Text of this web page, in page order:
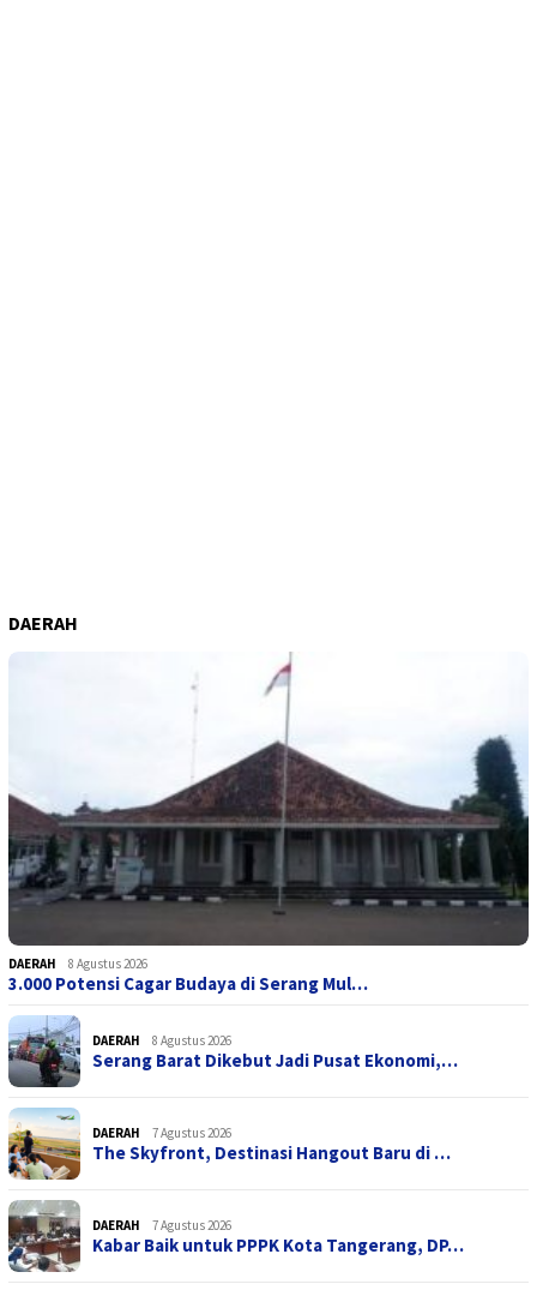
DAERAH
DAERAH 8 Agustus 2026
3.000 Potensi Cagar Budaya di Serang Mul…
DAERAH 8 Agustus 2026
Serang Barat Dikebut Jadi Pusat Ekonomi,…
DAERAH 7 Agustus 2026
The Skyfront, Destinasi Hangout Baru di …
DAERAH 7 Agustus 2026
Kabar Baik untuk PPPK Kota Tangerang, DP…